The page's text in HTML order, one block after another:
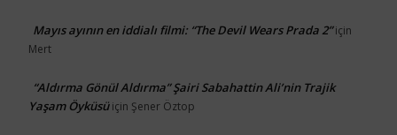
Mayıs ayının en iddialı filmi: “The Devil Wears Prada 2”için
Mert
“Aldırma Gönül Aldırma” Şairi Sabahattin Ali’nin Trajik
Yaşam Öyküsüiçin Şener Öztop